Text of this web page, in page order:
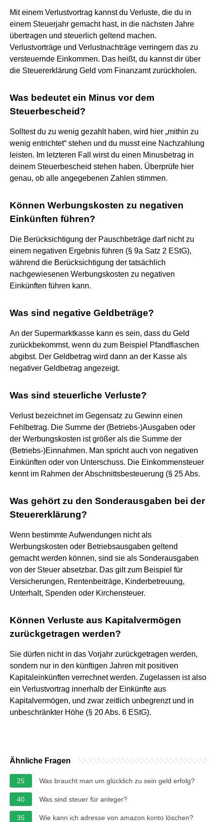
Mit einem Verlustvortrag kannst du Verluste, die du in
einem Steuerjahr gemacht hast, in die nächsten Jahre
übertragen und steuerlich geltend machen.
Verlustvorträge und Verlustnachträge verringern das zu
versteuernde Einkommen. Das heißt, du kannst dir über
die Steuererklärung Geld vom Finanzamt zurückholen.
Was bedeutet ein Minus vor dem
Steuerbescheid?
Solltest du zu wenig gezahlt haben, wird hier „mithin zu
wenig entrichtet“ stehen und du musst eine Nachzahlung
leisten. Im letzteren Fall wirst du einen Minusbetrag in
deinem Steuerbescheid stehen haben. Überprüfe hier
genau, ob alle angegebenen Zahlen stimmen.
Können Werbungskosten zu negativen
Einkünften führen?
Die Berücksichtigung der Pauschbeträge darf nicht zu
einem negativen Ergebnis führen (§ 9a Satz 2 EStG),
während die Berücksichtigung der tatsächlich
nachgewiesenen Werbungskosten zu negativen
Einkünften führen kann.
Was sind negative Geldbeträge?
An der Supermarktkasse kann es sein, dass du Geld
zurückbekommst, wenn du zum Beispiel Pfandflaschen
abgibst. Der Geldbetrag wird dann an der Kasse als
negativer Geldbetrag angezeigt.
Was sind steuerliche Verluste?
Verlust bezeichnet im Gegensatz zu Gewinn einen
Fehlbetrag. Die Summe der (Betriebs-)Ausgaben oder
der Werbungskosten ist größer als die Summe der
(Betriebs-)Einnahmen. Man spricht auch von negativen
Einkünften oder von Unterschuss. Die Einkommensteuer
kennt im Rahmen der Abschnittsbesteuerung (§ 25 Abs.
Was gehört zu den Sonderausgaben bei der
Steuererklärung?
Wenn bestimmte Aufwendungen nicht als
Werbungskosten oder Betriebsausgaben geltend
gemacht werden können, sind sie als Sonderausgaben
von der Steuer absetzbar. Das gilt zum Beispiel für
Versicherungen, Rentenbeiträge, Kinderbetreuung,
Unterhalt, Spenden oder Kirchensteuer.
Können Verluste aus Kapitalvermögen
zurückgetragen werden?
Sie dürfen nicht in das Vorjahr zurückgetragen werden,
sondern nur in den künftigen Jahren mit positiven
Kapitaleinkünften verrechnet werden. Zugelassen ist also
ein Verlustvortrag innerhalb der Einkünfte aus
Kapitalvermögen, und zwar zeitlich unbegrenzt und in
unbeschränkter Höhe (§ 20 Abs. 6 EStG).
Ähnliche Fragen
25 Was braucht man um glücklich zu sein geld erfolg?
40 Was sind steuer für anleger?
35 Wie kann ich adresse von amazon konto löschen?